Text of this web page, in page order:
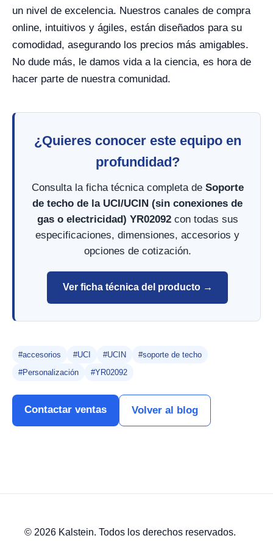
un nivel de excelencia. Nuestros canales de compra
online, intuitivos y ágiles, están diseñados para su
comodidad, asegurando los precios más amigables.
No dude más, le damos vida a la ciencia, es hora de
hacer parte de nuestra comunidad.
¿Quieres conocer este equipo en
profundidad?
Consulta la ficha técnica completa de Soporte
de techo de la UCI/UCIN (sin conexiones de
gas o electricidad) YR02092con todas sus
especificaciones, dimensiones, accesorios y
opciones de cotización.
Ver ficha técnica del producto →
#accesorios #UCI #UCIN
#soporte de techo
#Personalización
#YR02092
Contactar ventas Volver al blog
© 2026 Kalstein. Todos los derechos reservados.